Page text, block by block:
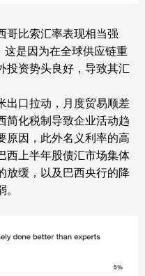
哥比索汇率表现相当强
这是因为在全球供应链重
投资势头良好，导致其汇
出口拉动，月度贸易顺差
简化税制导致企业活动趋
原因， 此外名义利率的高
西上半年股债汇市场集体
放缓，以及巴西央行的降